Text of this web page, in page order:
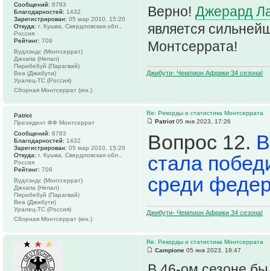
Верно! Джерард
является
Монтсеррата!
Джибути- Чемпион Африки 34 сезона!
Сообщений: 8783
Благодарностей: 1432
Зарегистрирован: 05 мар 2010, 15:20
Откуда: г. Кушва, Свердловская обл.,
Россия
Рейтинг: 709
Вудлэндс (Монтсеррат)
Джхапа (Непал)
Пирибебуй (Парагвай)
Веа (Джибути)
Уралец-ТС (Россия)
Сборная Монтсеррат (юн.)
Re: Рекорды и статистика Монтсеррата
Patriot05 янв 2023, 17:26
Вопрос 12.
стала
среди
Джибути- Чемпион Африки 34 сезона!
Patriot
Президент ФФ Монтсеррат
Сообщений: 8783
Благодарностей: 1432
Зарегистрирован: 05 мар 2010, 15:20
Откуда: г. Кушва, Свердловская обл.,
Россия
Рейтинг: 709
Вудлэндс (Монтсеррат)
Джхапа (Непал)
Пирибебуй (Парагвай)
Веа (Джибути)
Уралец-ТС (Россия)
Сборная Монтсеррат (юн.)
Re: Рекорды и статистика Монтсеррата
Campione 05 янв 2023, 19:47